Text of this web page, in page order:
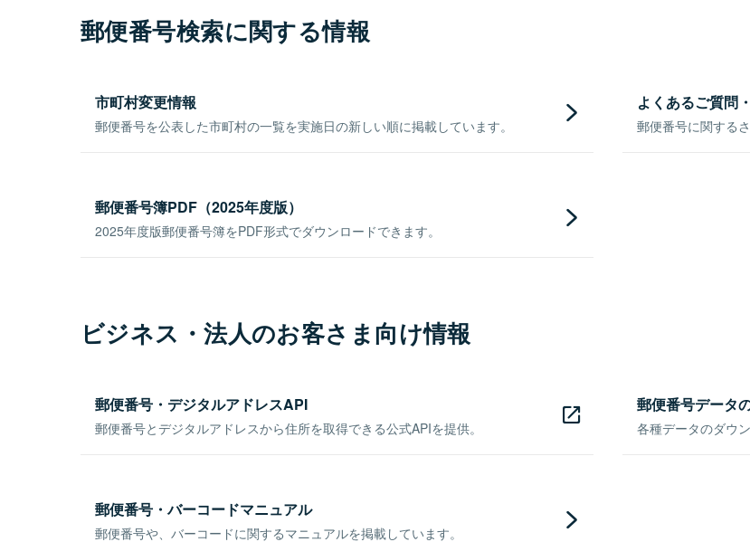
郵便番号検索に関する情報
市町村変更情報
郵便番号を公表した市町村の一覧を実施日の新しい順に掲載しています。
よくあるご質問
郵便番号に関する
郵便番号簿PDF（2025年度版）
2025年度版郵便番号簿をPDF形式でダウンロードできます。
ビジネス・法人のお客さま向け情報
郵便番号・デジタルアドレスAPI
郵便番号とデジタルアドレスから住所を取得できる公式APIを提供。
郵便番号データ
各種データのダウ
郵便番号・バーコードマニュアル
郵便番号や、バーコードに関するマニュアルを掲載しています。